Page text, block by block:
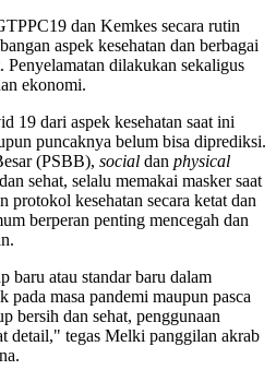
dan Kemkes secara rutin
aspek kesehatan dan berbagai
Penyelamatan dilakukan sekaligus
ekonomi.
19 dari aspek kesehatan saat ini
puncaknya belum bisa diprediksi.
(PSBB), social dan physical
sehat, selalu memakai masker saat
protokol kesehatan secara ketat dan
berperan penting mencegah dan
baru atau standar baru dalam
pada masa pandemi maupun pasca
bersih dan sehat, penggunaan
detail," tegas Melki panggilan akrab